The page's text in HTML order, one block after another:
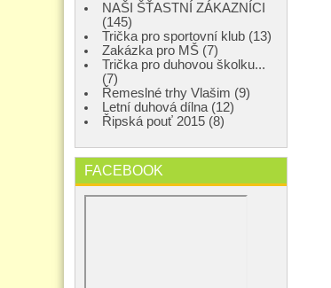
NAŠI ŠŤASTNÍ ZÁKAZNÍCI
(145)
Trička pro sportovní klub (13)
Zakázka pro MŠ (7)
Trička pro duhovou školku...
(7)
Řemeslné trhy Vlašim (9)
Letní duhová dílna (12)
Řipská pouť 2015 (8)
FACEBOOK